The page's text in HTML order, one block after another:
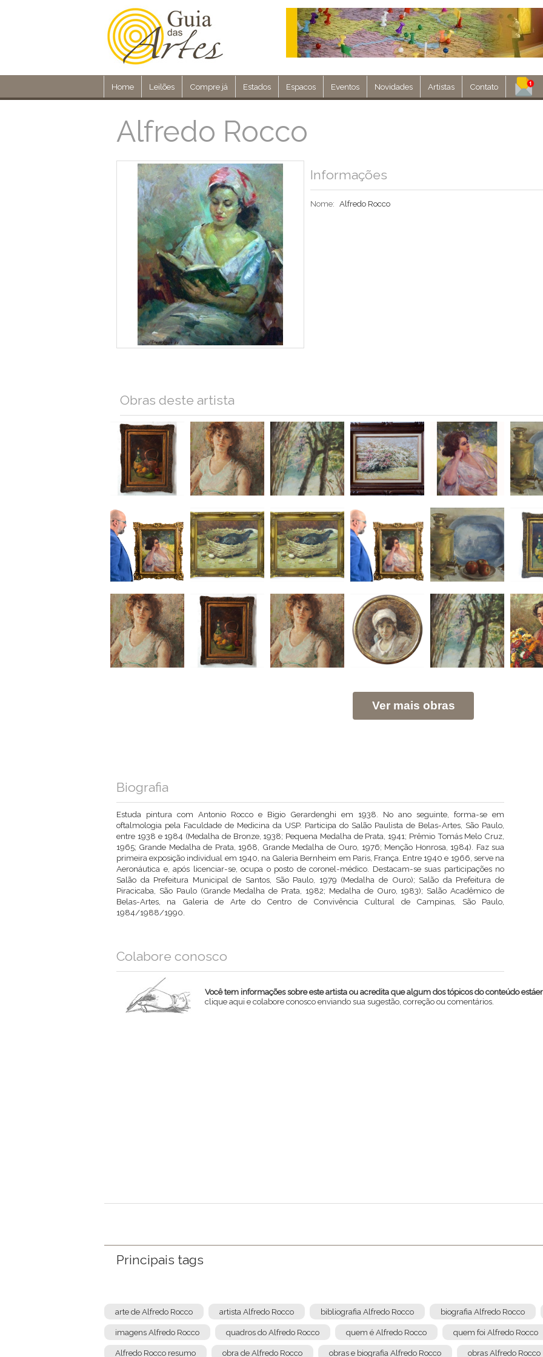
Home Leilões Compre já Estados Espacos Eventos Novidades Artistas Contato
Alfredo Rocco
Informações
Nome: Alfredo Rocco
Obras deste artista
Ver mais obras
Biografia
Estuda pintura com Antonio Rocco e Bigio Gerardenghi em 1938. No ano seguinte, forma-se em
oftalmologia pela Faculdade de Medicina da USP. Participa do Salão Paulista de Belas-Artes, São Paulo,
entre 1938 e 1984 (Medalha de Bronze, 1938; Pequena Medalha de Prata, 1941; Prêmio Tomás Melo Cruz,
1965; Grande Medalha de Prata, 1968, Grande Medalha de Ouro, 1976; Menção Honrosa, 1984). Faz sua
primeira exposição individual em 1940, na Galeria Bernheim em Paris, França. Entre 1940 e 1966, serve na
Aeronáutica e, após licenciar-se, ocupa o posto de coronel-médico. Destacam-se suas participações no
Salão da Prefeitura Municipal de Santos, São Paulo, 1979 (Medalha de Ouro); Salão da Prefeitura de
Piracicaba, São Paulo (Grande Medalha de Prata, 1982; Medalha de Ouro, 1983); Salão Acadêmico de
Belas-Artes, na Galeria de Arte do Centro de Convivência Cultural de Campinas, São Paulo,
1984/1988/1990.
Colabore conosco
Você tem informações sobre este artista ou acredita que algum dos tópicos do conteúdo
clique aqui e colabore conosco enviando sua sugestão, correção ou comentários.
Principais tags
arte de Alfredo Rocco artista Alfredo Rocco bibliografia Alfredo Rocco biografia Alfredo Rocco
imagens Alfredo Rocco quadros do Alfredo Rocco quem é Alfredo Rocco quem foi Alfredo Rocco
Alfredo Rocco resumo obra de Alfredo Rocco obras e biografia Alfredo Rocco obras Alfredo Rocco